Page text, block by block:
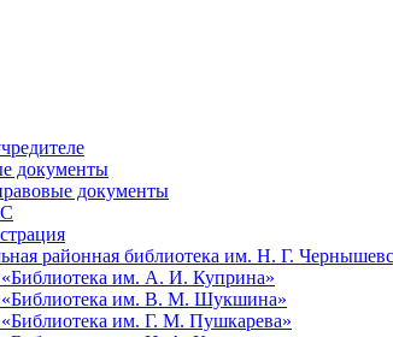
документы
документы
районная библиотека им. Н. Г.
им. А. И. Куприна»
им. В. М. Шукшина»
им. Г. М. Пушкарева»